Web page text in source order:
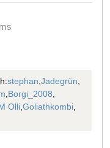
stephan,Jadegrün,
,Borgi_2008,
Olli,Goliathkombi,